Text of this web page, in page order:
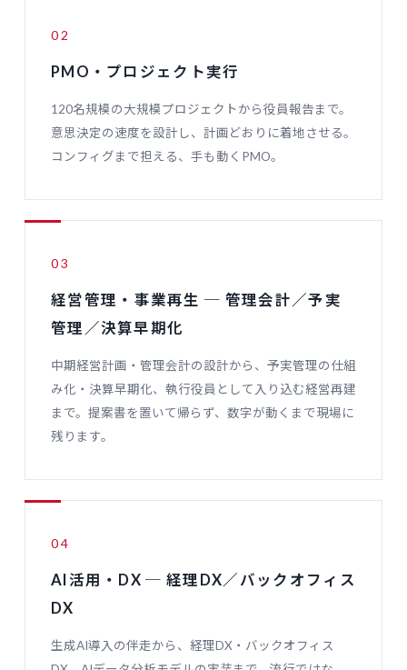
02
PMO・プロジェクト実行
120名規模の大規模プロジェクトから役員報告まで。
意思決定の速度を設計し、計画どおりに着地させる。
コンフィグまで担える、手も動くPMO。
03
経営管理・事業再生 ─ 管理会計／予実
管理／決算早期化
中期経営計画・管理会計の設計から、予実管理の仕組
み化・決算早期化、執行役員として入り込む経営再建
まで。提案書を置いて帰らず、数字が動くまで現場に
残ります。
04
AI活用・DX ─ 経理DX／バックオフィス
DX
生成AI導入の伴走から、経理DX・バックオフィス